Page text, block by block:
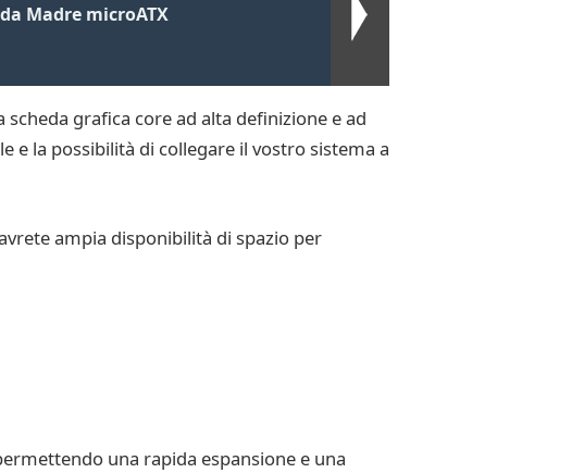
Madre microATX
grafica core ad alta definizione e ad
e la possibilità di collegare il vostro sistema a
ampia disponibilità di spazio per
una rapida espansione e una